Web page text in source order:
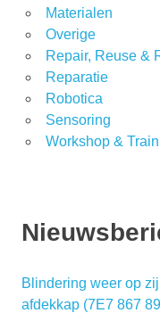
Materialen
Overige
Repair, Reuse &
Reparatie
Robotica
Sensoring
Workshop &
Blindering weer op
afdekkap (7E7 867